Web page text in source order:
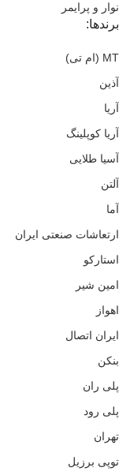
نوار و پرایمر
برندها:
MT (ام تی)
آذین
آریا
آریا کوپلینگ
آسیا طلایی
آلتن
آما
ارتعاشات صنعتی ایران
استارکو
امین شیر
اهواز
ایران اتصال
بنکن
پلی ران
پلی رود
تهران
توپی برزیل